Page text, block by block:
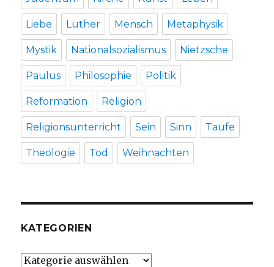
Liebe Luther Mensch Metaphysik
Mystik Nationalsozialismus Nietzsche
Paulus Philosophie Politik
Reformation Religion
Religionsunterricht Sein Sinn Taufe
Theologie Tod Weihnachten
KATEGORIEN
Kategorien